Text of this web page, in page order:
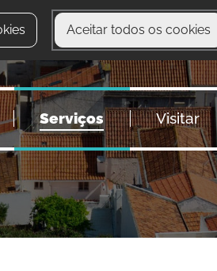
Aceitar todos os cookies
Serviços Visitar